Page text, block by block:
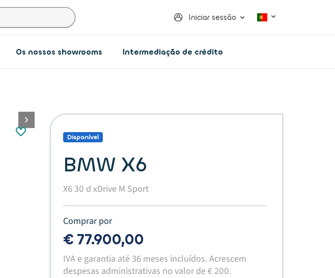
Iniciar sessão
Os nossos showrooms​ Intermediação de crédito
button.next
Disponível
BMW X6
X6 30 d xDrive M Sport
Comprar por
€ 77.900,00
IVA e garantia até 36 meses incluídos. Acrescem
despesas administrativas no valor de € 200.​